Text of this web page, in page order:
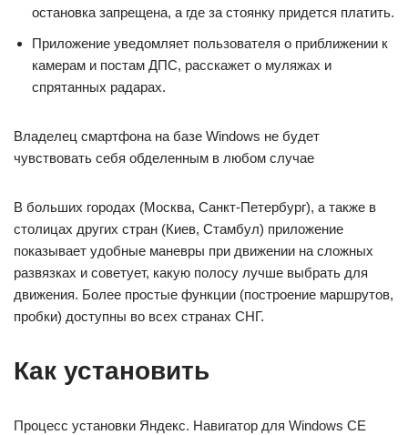
остановка запрещена, а где за стоянку придется платить.
Приложение уведомляет пользователя о приближении к
камерам и постам ДПС, расскажет о муляжах и
спрятанных радарах.
Владелец смартфона на базе Windows не будет
чувствовать себя обделенным в любом случае
В больших городах (Москва, Санкт-Петербург), а также в
столицах других стран (Киев, Стамбул) приложение
показывает удобные маневры при движении на сложных
развязках и советует, какую полосу лучше выбрать для
движения. Более простые функции (построение маршрутов,
пробки) доступны во всех странах СНГ.
Как установить
Процесс установки Яндекс. Навигатор для Windows CE